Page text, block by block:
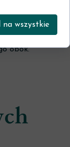
się
obok.
na wszystkie